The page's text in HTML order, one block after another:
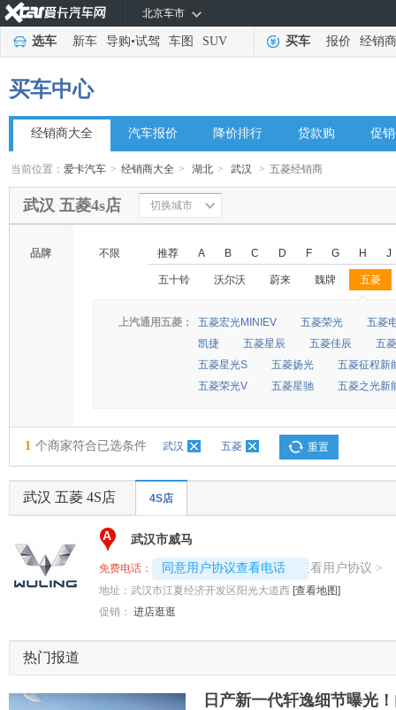
北京车市
选车 新车 导购•试驾 车图 SUV 买车 报价 经销商
买车中心
经销商大全 汽车报价 降价排行 贷款购 促
当前位置：爱卡汽车 > 经销商大全 > 湖北 > 武汉 > 五菱经销商
武汉 五菱4s店 切换城市
品牌 不限 推荐 A B C D F G H J
五十铃 沃尔沃 蔚来 魏牌 五菱
◆
◆
上汽通用五菱： 五菱宏光MINIEV 五菱荣光
五菱
凯捷
五菱星辰 五菱佳辰
五
五菱星光S
五菱扬光
五菱征程新
五菱荣光V
五菱星驰 五菱之光新
1 个商家符合已选条件 武汉 五菱 重置
武汉 五菱 4S店 4S店
A 武汉市威马
免费电话： 同意用户协议查看电话
4008192717-9383 查看用户协议 >
地址： 武汉市江夏经济开发区阳光大道西 [查看地图]
促销： 进店逛逛
热门报道
日产新一代轩逸细节曝光